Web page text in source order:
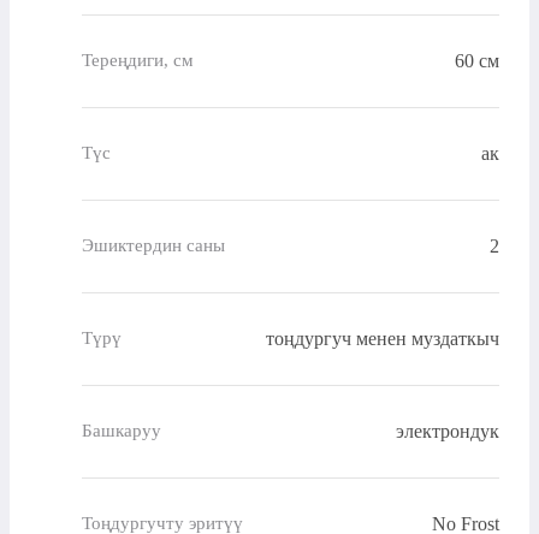
Тереңдиги, см 60 см
Түс ак
Эшиктердин саны 2
Түрү тоңдургуч менен муздаткыч
Башкаруу электрондук
Тоңдургучту эритүү No Frost